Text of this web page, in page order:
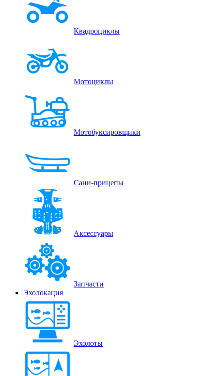
Квадроциклы
Мотоциклы
Мотобуксировщики
Сани-прицепы
Аксессуары
Запчасти
Эхолокация
Эхолоты